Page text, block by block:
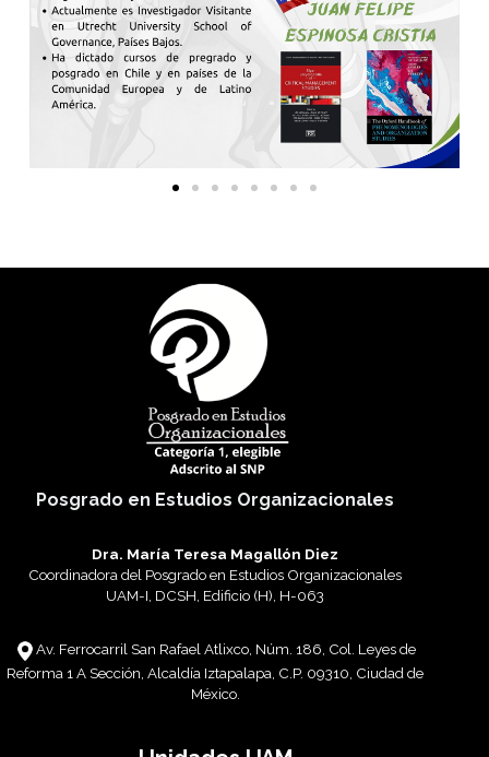
Posgrado en Estudios Organizacionales
Dra. María Teresa Magallón Diez
Coordinadora del Posgrado en Estudios Organizacionales
UAM-I, DCSH, Edificio (H), H-063
Av. Ferrocarril San Rafael Atlixco, Núm. 186, Col. Leyes de
Reforma 1 A Sección, Alcaldía Iztapalapa, C.P. 09310, Ciudad de
México.